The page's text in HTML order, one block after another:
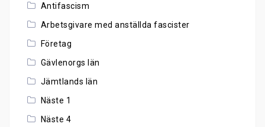
Antifascism
Arbetsgivare med anställda fascister
Företag
Gävlenorgs län
Jämtlands län
Näste 1
Näste 4